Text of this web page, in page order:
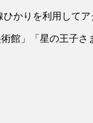
かりを利用して
館」「星の王子